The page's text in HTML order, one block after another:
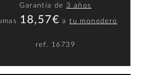
Garantía de 3 años
18,57€ atu monedero
ref. 16739